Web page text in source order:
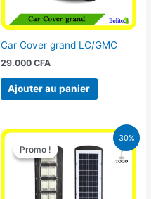
Car Cover grand LC/GMC
29.000 CFA
Ajouter au panier
30%
Promo !
Promo !
Le
prix
initial
était :
50.000 CFA.
Le
prix
actuel
est :
35.000